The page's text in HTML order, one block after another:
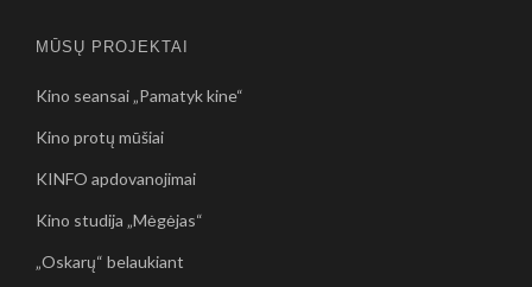
MŪSŲ PROJEKTAI
Kino seansai „Pamatyk kine“
Kino protų mūšiai
KINFO apdovanojimai
Kino studija „Mėgėjas“
„Oskarų“ belaukiant